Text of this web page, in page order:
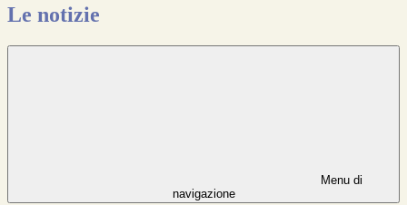
Le notizie
Menu di
navigazione